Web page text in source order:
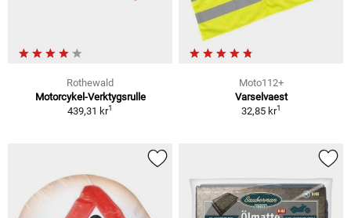
Rothewald
Motorcykel-Verktygsrulle
439,31 kr1
Moto112+
Varselvaest
32,85 kr1